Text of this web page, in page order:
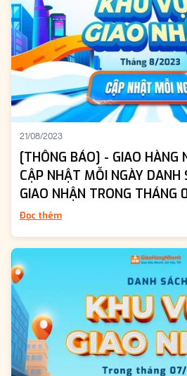
21/08/2023
[THÔNG BÁO] - GIAO HÀNG
CẬP NHẬT MỖI NGÀY DANH
GIAO NHẬN TRONG
Đọc thêm